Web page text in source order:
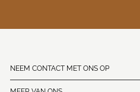
NEEM CONTACT MET ONS OP